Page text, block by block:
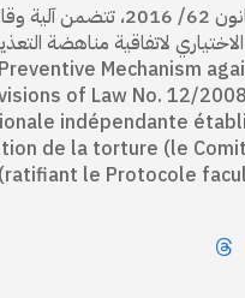
مؤسسة وطنية مستقلة
Mechanism
of Law No. 12/
indépendante
de la torture (le
le Protocole